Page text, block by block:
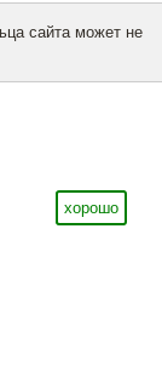
сайта может не
хорошо